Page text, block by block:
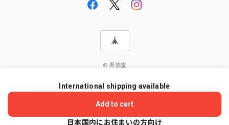
© 黒猫堂
International shipping available
Add to cart
日本国内にお住まいの方向け
ショップに質問する